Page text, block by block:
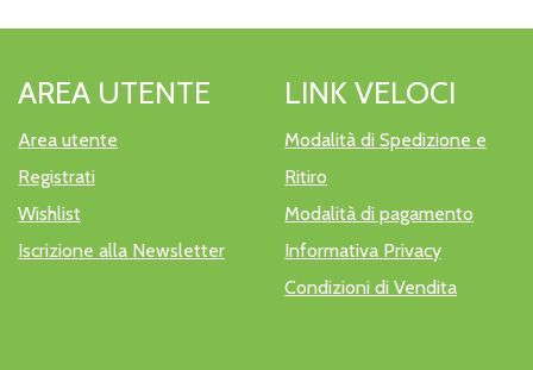
AREA UTENTE
Area utente
Registrati
Wishlist
Iscrizione alla Newsletter
LINK VELOCI
Modalità di Spedizione e
Ritiro
Modalità di pagamento
Informativa Privacy
Condizioni di Vendita